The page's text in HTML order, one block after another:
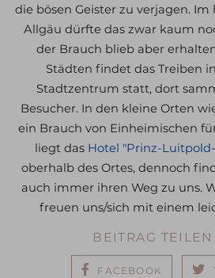
die bösen Geister zu verjagen.
Allgäu dürfte das zwar kaum
der Brauch blieb aber
Städten findet das Treiben
Stadtzentrum statt, dort
Besucher. In den kleine Orten
ein Brauch von Einheimischen
liegt das Hotel "Prinz-
oberhalb des Ortes, dennoch
auch immer ihren Weg zu uns.
freuen uns/sich mit einem
BEITRAG
FACEBOOK